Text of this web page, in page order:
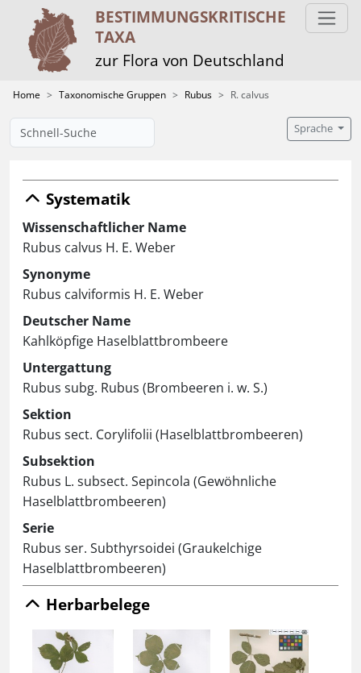
BESTIMMUNGS­KRITISCHE
TAXA
zur Flora von Deutschland
Home Taxonomische Gruppen Rubus R. calvus
Sprache
Systematik
Wissenschaftlicher Name
Rubus calvus H. E. Weber
Synonyme
Rubus calviformis H. E. Weber
Deutscher Name
Kahlköpfige Haselblattbrombeere
Untergattung
Rubus subg. Rubus (Brombeeren i. w. S.)
Sektion
Rubus sect. Corylifolii (Haselblattbrombeeren)
Subsektion
Rubus L. subsect. Sepincola (Gewöhnliche
Haselblattbrombeeren)
Serie
Rubus ser. Subthyrsoidei (Graukelchige
Haselblattbrombeeren)
Herbarbelege